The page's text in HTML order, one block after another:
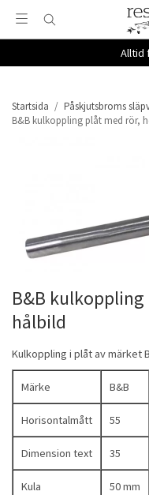
Alltid
Startsida / Påskjutsbroms
B&B kulkoppling plåt med rör,
B&B
hålbild
Kulkoppling i plåt av märket
Märke B&B
Horisontalmått 55
Dimension text 35
Kula 50 mm